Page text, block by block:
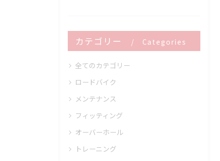
カテゴリー Categories
全てのカテゴリー
ロードバイク
メンテナンス
フィッティング
オーバーホール
トレーニング